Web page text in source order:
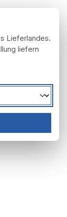
Lieferlandes.
liefern